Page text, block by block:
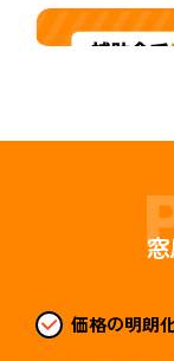
価格の明朗